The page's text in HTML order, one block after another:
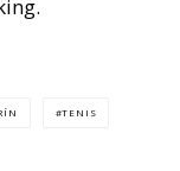
TENIS